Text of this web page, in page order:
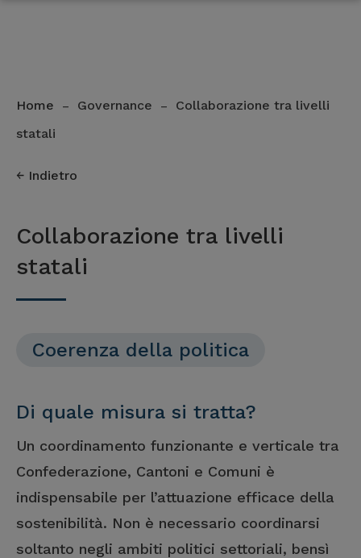
Home – Governance –
Collaborazione tra livelli
statali
Indietro
Collaborazione tra livelli
statali
Coerenza della politica
Di quale misura si tratta?
Un coordinamento funzionante e verticale tra
Confederazione, Cantoni e Comuni è
indispensabile per l’attuazione efficace della
sostenibilità. Non è necessario coordinarsi
soltanto negli ambiti politici settoriali, bensì